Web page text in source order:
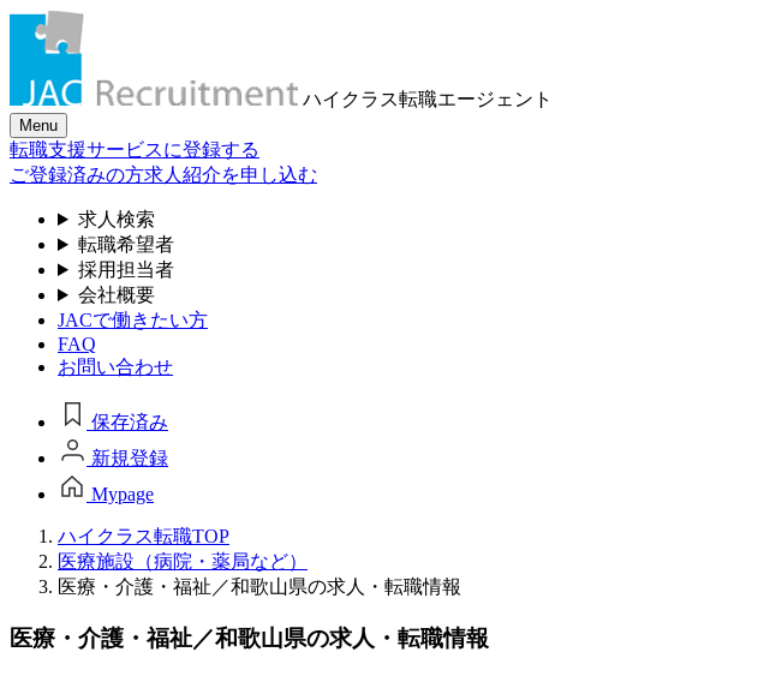
ハイクラス転職エージェント
Menu
転職支援サービスに登録する
ご登録済みの方求人紹介を申し込む
求人検索
転職希望者
採用担当者
会社概要
JACで働きたい方
FAQ
お問い合わせ
保存済み
新規登録
Mypage
ハイクラス転職TOP
医療施設（病院・薬局など）
医療・介護・福祉／和歌山県の求人・転職情報
医療・介護・福祉／和歌山県の求人・転職情報